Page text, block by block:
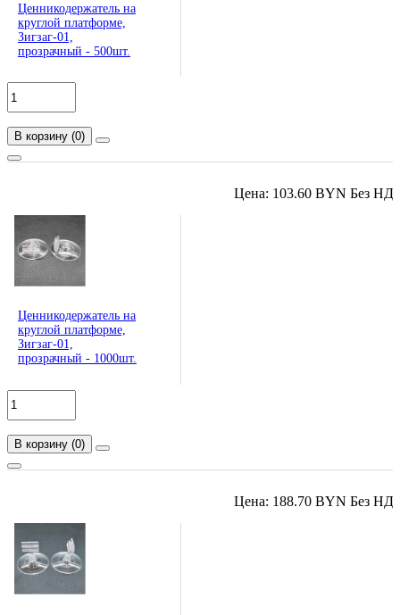
Ценникодержатель на
круглой платформе,
Зигзаг-01,
прозрачный - 500шт.
В корзину (0)
Цена: 103.60 BYN Без
Ценникодержатель на
круглой платформе,
Зигзаг-01,
прозрачный - 1000шт.
В корзину (0)
Цена: 188.70 BYN Без